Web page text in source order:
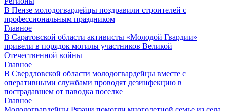
В Пензе молодогвардейцы поздравили строителей с
профессиональным праздником
Главное
В Саратовской области активисты «Молодой Гвардии»
привели в порядок могилы участников Великой
Отечественной войны
Главное
В Свердловской области молодогвардейцы вместе с
оперативными службами проводят дезинфекцию в
пострадавшем от паводка поселке
Главное